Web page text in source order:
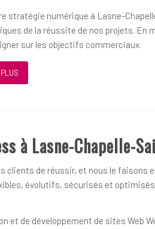
stratégie numérique à Lasne-
de la réussite de nos projets. En
sur les objectifs commerciaux.
à Lasne-Chapelle-
clients de réussir, et nous le faisons
évolutifs, sécurisés et optimisés
et de développement de sites Web